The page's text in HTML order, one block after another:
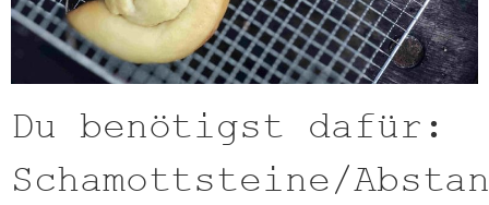
Du benötigst dafür:
Schamottsteine/